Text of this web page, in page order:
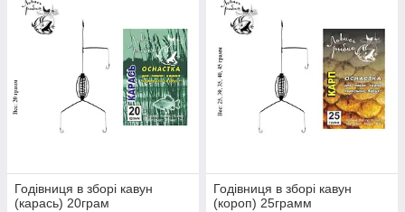
Годівниця в зборі кавун
(карась) 20грам
Годівниця в зборі кавун
(короп) 25грамм